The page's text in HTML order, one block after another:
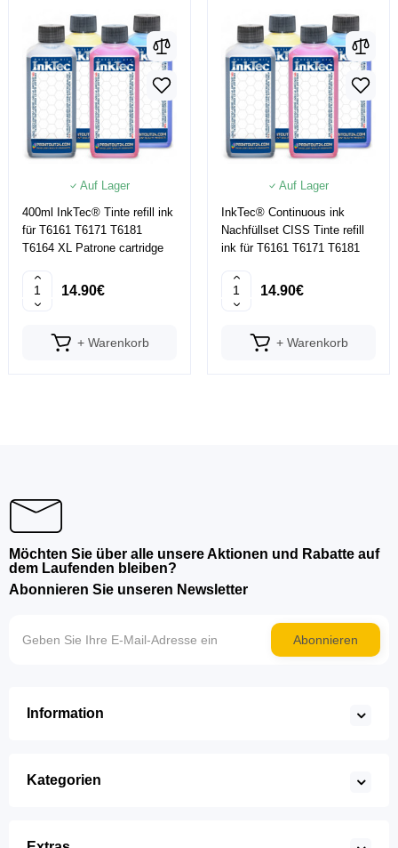
Auf Lager
400ml InkTec® Tinte refill ink
für T6161 T6171 T6181
T6164 XL Patrone cartridge
14.90€
+ Warenkorb
Auf Lager
InkTec® Continuous ink
Nachfüllset CISS Tinte refill
ink für T6161 T6171 T6181
14.90€
+ Warenkorb
Möchten Sie über alle unsere Aktionen und Rabatte auf
dem Laufenden bleiben?
Abonnieren Sie unseren Newsletter
Abonnieren
Information
Kategorien